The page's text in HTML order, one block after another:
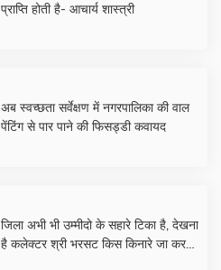
प्राप्ति होती है- आचार्य शास्त्री
अब स्वच्छता सर्वेक्षण में नगरपालिका की वाल
पेंटिंग से पार पाने की फिसड्डी कवायद
जिला अभी भी उम्मीदो के सहारे टिका है, देखना
है कलेक्टर श्री भरसट किस किनारे जा कर